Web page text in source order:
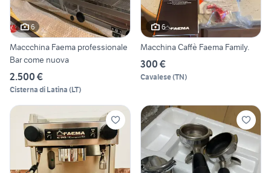
6
Maccchina Faema professionale
Bar come nuova
2.500 €
Cisterna di Latina (LT)
6
Macchina Caffè Faema Family.
300 €
Cavalese(TN)